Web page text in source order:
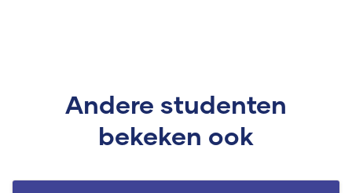
Andere studenten
bekeken ook